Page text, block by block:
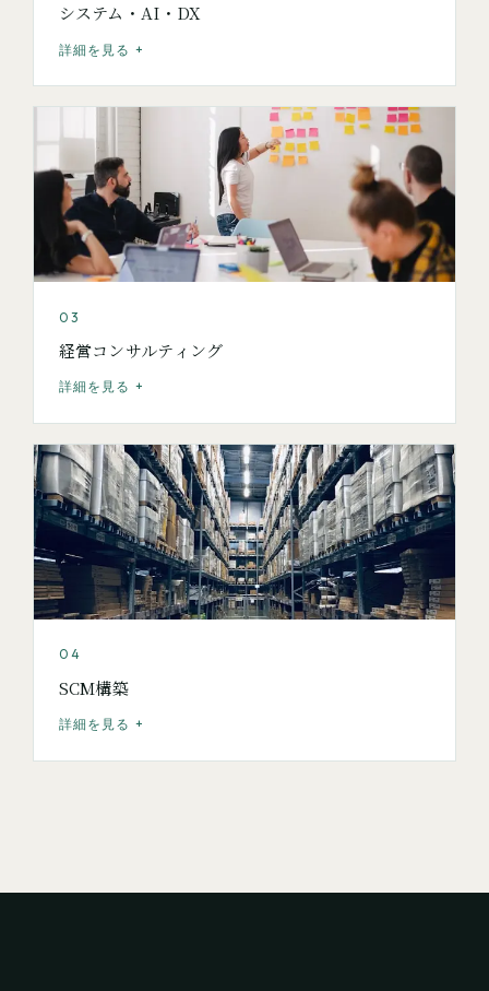
システム・AI・DX
詳細を見る +
03
経営コンサルティング
詳細を見る +
04
SCM構築
詳細を見る +